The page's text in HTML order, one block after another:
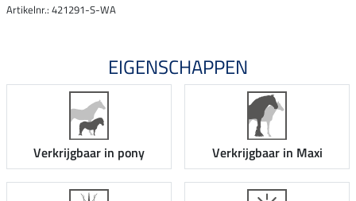
Artikelnr.: 421291-S-WA
EIGENSCHAPPEN
Verkrijgbaar in pony Verkrijgbaar in Maxi